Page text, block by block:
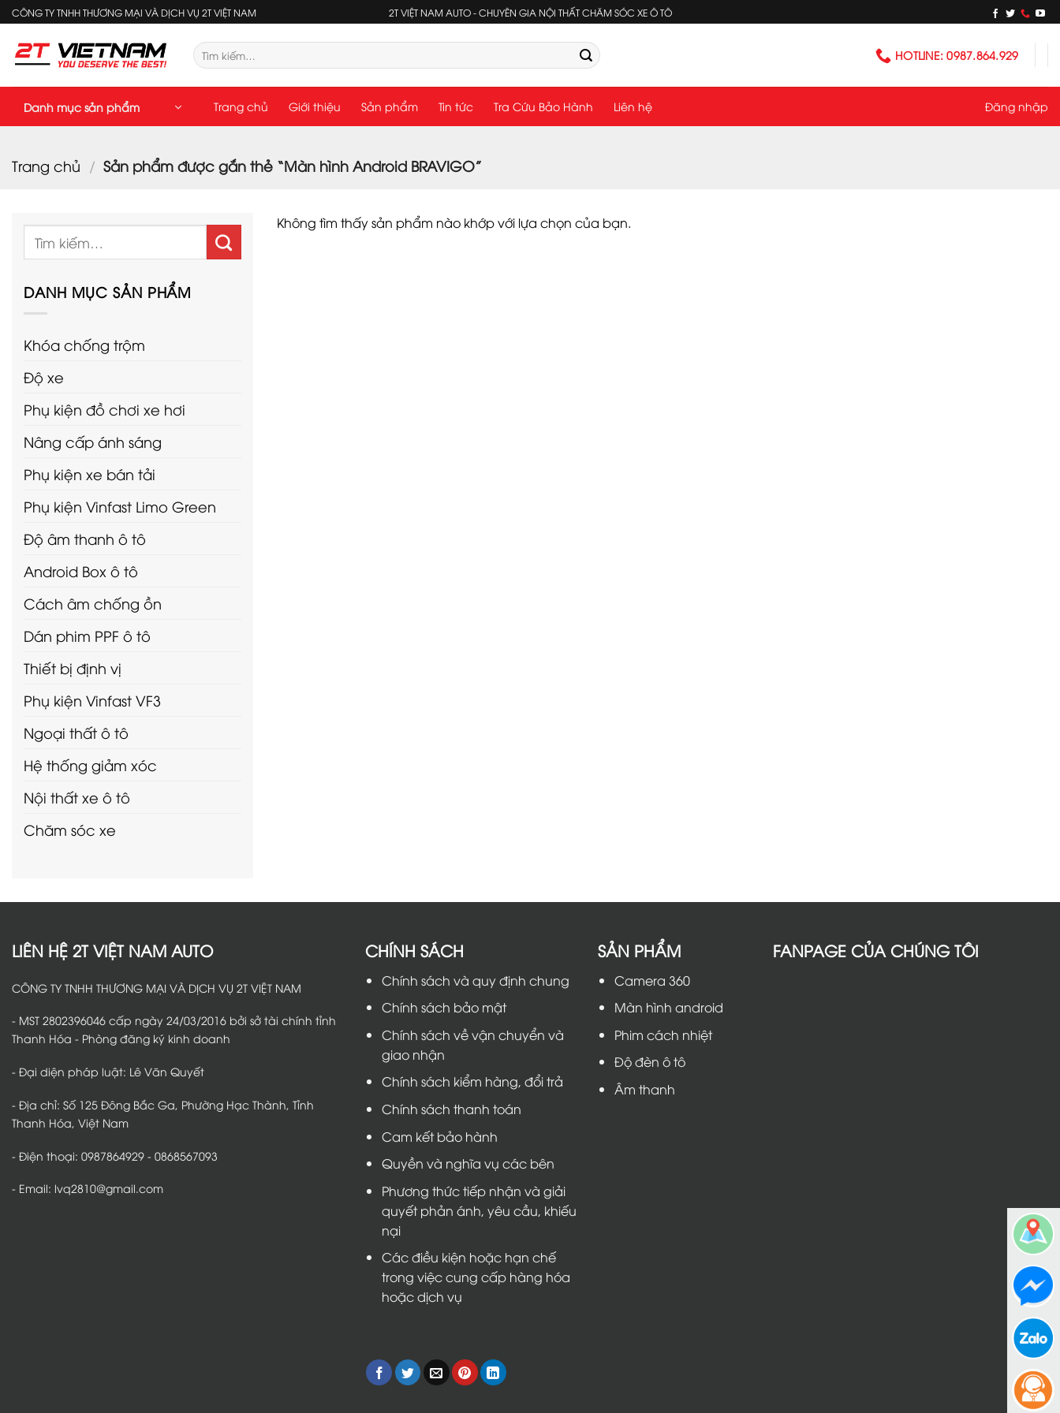
Bỏ
qua
nội
dung
CÔNG TY TNHH THƯƠNG MẠI VÀ DỊCH VỤ 2T VIỆT NAM 2T VIỆT NAM AUTO - CHUYÊN GIA NỘI THẤT CHĂM SÓC XE Ô TÔ
Tìm
kiếm:
HOTLINE: 0987.864.929
Danh mục sản phẩm Trang chủ Giới thiệu Sản phẩm Tin tức Tra Cứu Bảo Hành Liên hệ Đăng nhập
Trang chủ / Sản phẩm được gắn thẻ “Màn hình Android BRAVIGO”
Tìm
kiếm:
DANH MỤC SẢN PHẨM
Khóa chống trộm
Độ xe
Phụ kiện đồ chơi xe hơi
Nâng cấp ánh sáng
Phụ kiện xe bán tải
Phụ kiện Vinfast Limo Green
Độ âm thanh ô tô
Android Box ô tô
Cách âm chống ồn
Dán phim PPF ô tô
Thiết bị định vị
Phụ kiện Vinfast VF3
Ngoại thất ô tô
Hệ thống giảm xóc
Nội thất xe ô tô
Chăm sóc xe
Không tìm thấy sản phẩm nào khớp với lựa chọn của bạn.
LIÊN HỆ 2T VIỆT NAM AUTO
CÔNG TY TNHH THƯƠNG MẠI VÀ DỊCH VỤ 2T VIỆT NAM
- MST 2802396046 cấp ngày 24/03/2016 bởi sở tài chính tỉnh
Thanh Hóa - Phòng đăng ký kinh doanh
- Đại diện pháp luật: Lê Văn Quyết
- Địa chỉ: Số 125 Đông Bắc Ga, Phường Hạc Thành, Tỉnh
Thanh Hóa, Việt Nam
- Điện thoại: 0987864929 - 0868567093
- Email: lvq2810@gmail.com
CHÍNH SÁCH
Chính sách và quy định chung
Chính sách bảo mật
Chính sách về vận chuyển và
giao nhận
Chính sách kiểm hàng, đổi trả
Chính sách thanh toán
Cam kết bảo hành
Quyền và nghĩa vụ các bên
Phương thức tiếp nhận và giải
quyết phản ánh, yêu cầu, khiếu
nại
Các điều kiện hoặc hạn chế
trong việc cung cấp hàng hóa
hoặc dịch vụ
SẢN PHẨM
Camera 360
Màn hình android
Phim cách nhiệt
Độ đèn ô tô
Âm thanh
FANPAGE CỦA CHÚNG TÔI